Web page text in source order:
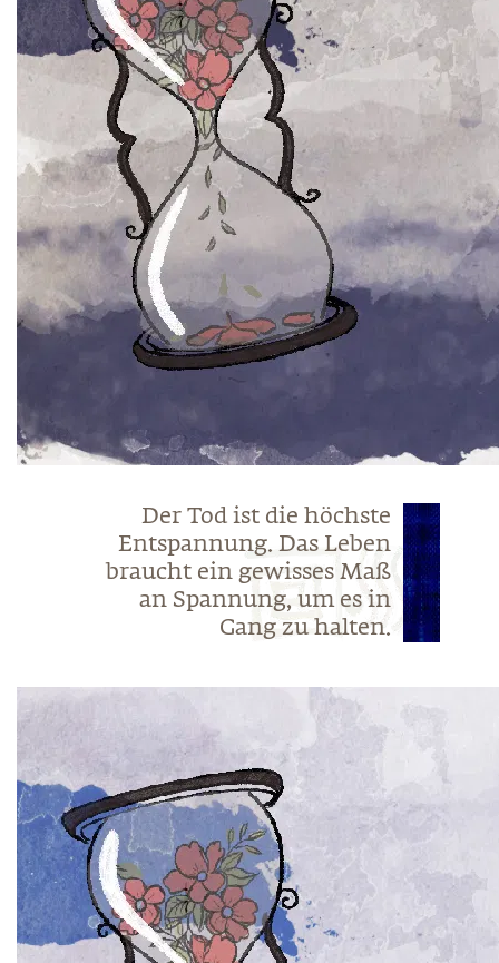
Der Tod ist die höchste
Entspannung. Das Leben
braucht ein gewisses Maß
an Spannung, um es in
Gang zu halten.